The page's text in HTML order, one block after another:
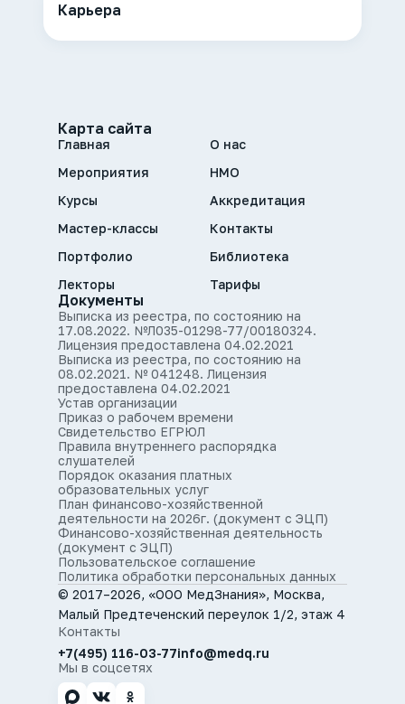
Карьера
Карта сайта
Главная
Мероприятия
Курсы
Мастер-классы
Портфолио
Лекторы
О нас
НМО
Аккредитация
Контакты
Библиотека
Тарифы
Документы
Выписка из реестра, по состоянию на
17.08.2022. №Л035-01298-77/00180324.
Лицензия предоставлена 04.02.2021
Выписка из реестра, по состоянию на
08.02.2021. № 041248. Лицензия
предоставлена 04.02.2021
Устав организации
Приказ о рабочем времени
Свидетельство ЕГРЮЛ
Правила внутреннего распорядка
слушателей
Порядок оказания платных
образовательных услуг
План финансово-хозяйственной
деятельности на 2026г. (документ с ЭЦП)
Финансово-хозяйственная деятельность
(документ с ЭЦП)
Пользовательское соглашение
Политика обработки персональных данных
© 2017–2026, «ООО МедЗнания», Москва,
Малый Предтеченский переулок 1/2, этаж 4
Контакты
+7(495) 116-03-77info@medq.ru
Мы в соцсетях